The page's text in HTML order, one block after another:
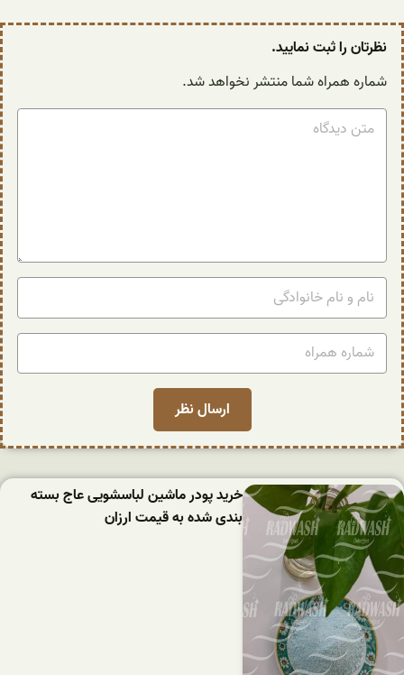
نظرتان را ثبت نمایید.
شماره همراه شما منتشر نخواهد شد.
خرید پودر ماشین لباسشویی عاج بسته
بندی شده به قیمت ارزان